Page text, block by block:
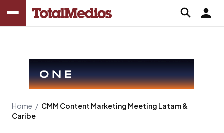
Home / CMM Content Marketing Meeting Latam &
Caribe